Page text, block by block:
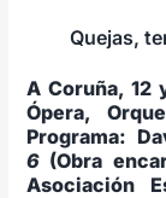
Quejas,
A Coruña, 12
Ópera,
Programa:
6(Obra
Asociación